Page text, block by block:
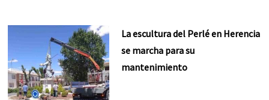
La escultura del Perlé en Herencia
se marcha para su
mantenimiento